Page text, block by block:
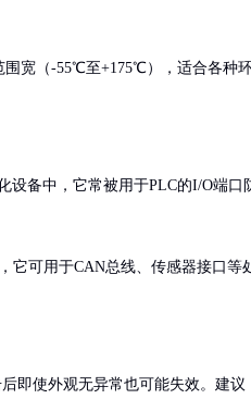
围宽（-55℃至+175℃），适合各种
设备中，它常被用于PLC的I/O端口
它可用于CAN总线、传感器接口等
即使外观无异常也可能失效。建议